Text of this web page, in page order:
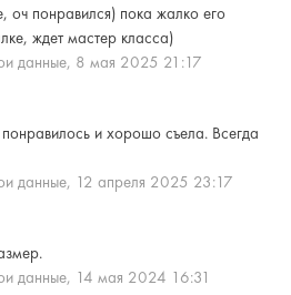
оч понравился) пока жалко его
ждет мастер класса)
данные, 8 мая 2025 21:17
и хорошо съела. Всегда
данные, 12 апреля 2025 23:17
данные, 14 мая 2024 16:31